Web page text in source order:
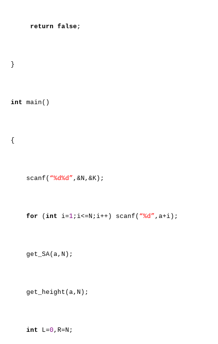
return false;
}
int main()
{
scanf( “%d%d” ,&N,&K);
for ( int i=1;i<=N;i++) scanf( “%d” ,a+i);
get_SA(a,N);
get_height(a,N);
int L=0 ,R=N;